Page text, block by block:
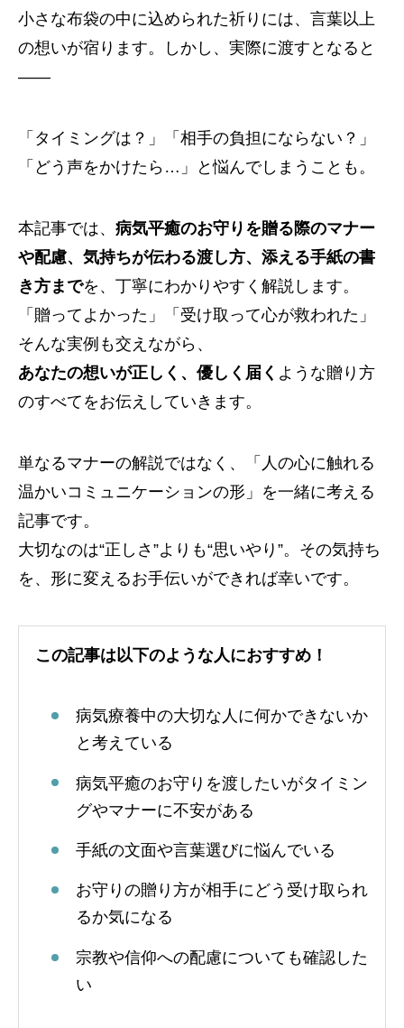
小さな布袋の中に込められた祈りには、言葉以上
の想いが宿ります。しかし、実際に渡すとなると
——
「タイミングは？」「相手の負担にならない？」
「どう声をかけたら…」と悩んでしまうことも。
本記事では、 病気平癒のお守りを贈る際のマナー
や配慮、気持ちが伝わる渡し方、添える手紙の書
き方までを、丁寧にわかりやすく解説します。
「贈ってよかった」「受け取って心が救われた」
そんな実例も交えながら、
あなたの想いが正しく、優しく届く ような贈り方
のすべてをお伝えしていきます。
単なるマナーの解説ではなく、「人の心に触れる
温かいコミュニケーションの形」を一緒に考える
記事です。
大切なのは“正しさ”よりも“思いやり”。その気持ち
を、形に変えるお手伝いができれば幸いです。
この記事は以下のような人におすすめ！
病気療養中の大切な人に何かできないか
と考えている
病気平癒のお守りを渡したいがタイミン
グやマナーに不安がある
手紙の文面や言葉選びに悩んでいる
お守りの贈り方が相手にどう受け取られ
るか気になる
宗教や信仰への配慮についても確認した
い